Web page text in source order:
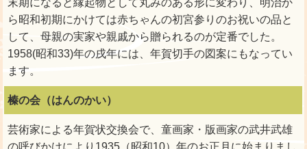
末期になると縁起物として丸みのある形に変わり、明治か
ら昭和初期にかけては赤ちゃんの初宮参りのお祝いの品と
して、母親の実家や親戚から贈られるのが定番でした。
1958(昭和33)年の戌年には、年賀切手の図案にもなってい
ます。
榛の会（はんのかい）
芸術家による年賀状交換会で、童画家・版画家の武井武雄
の呼びかけにより1935（昭和10）年のお正月に始まりまし